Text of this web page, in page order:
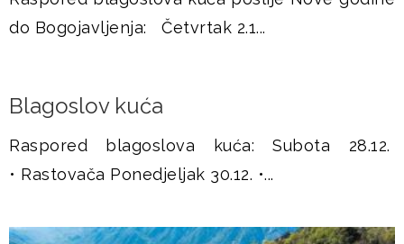
u
e
do Bogojavljenja: Četvrtak 2.1...
Blagoslov kuća
Raspored blagoslova kuća: Subota 28.12.
• Rastovača Ponedjeljak 30.12. •...